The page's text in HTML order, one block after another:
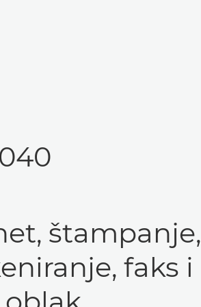
štampanje,
faks i